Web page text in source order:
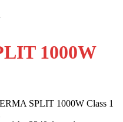
1000W
SPLIT 1000W Class 1